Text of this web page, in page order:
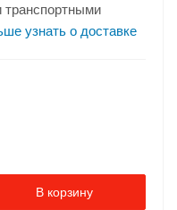
транспортными
узнать о доставке
В корзину